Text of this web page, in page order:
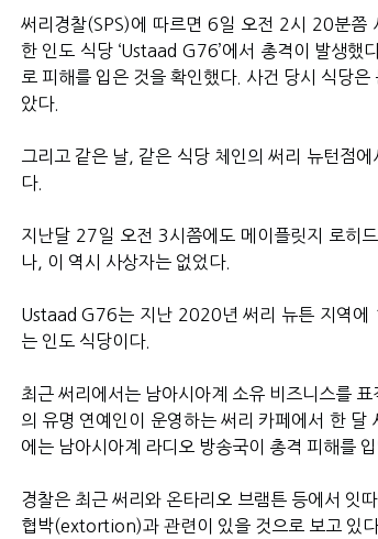
써리경찰(SPS)에 따르면 6일 오전 2시 20분쯤
한 인도 식당 ‘Ustaad G76’에서 총격이 발생했
로 피해를 입은 것을 확인했다. 사건 당시 식당은
았다.
그리고 같은 날 같은 식당 체인의 써리 뉴턴점에
다.
지난달27일 오전 3시쯤에도 메이플릿지 로히
나, 이 역시 사상자는 없었다.
Ustaad G76는 지난2020년 써리 뉴튼 지역에
는 인도 식당이다.
최근 써리에서는 남아시아계 소유 비즈니스를
의 유명 연예인이 운영하는 써리 카페에서 한 달
에는 남아시아계 라디오 방송국이 총격 피해를
경찰은 최근 써리와 온타리오 브램튼 등에서 잇
협박(extortion)과 관련이 있을 것으로 보고 있다